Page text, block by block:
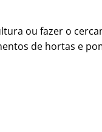
ou fazer o
de hortas e